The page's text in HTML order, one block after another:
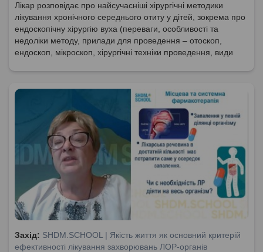
Лікар розповідає про найсучасніші хірургічні методики
лікування хронічного середнього отиту у дітей, зокрема про
ендоскопічну хірургію вуха (переваги, особливості та
недоліки методу, прилади для проведення – отоскоп,
ендоскоп, мікроскоп, хірургічні техніки проведення, види
Захід: SHDM.SCHOOL | Якість життя як основний критерій
ефективності лікування захворювань ЛОР-органів